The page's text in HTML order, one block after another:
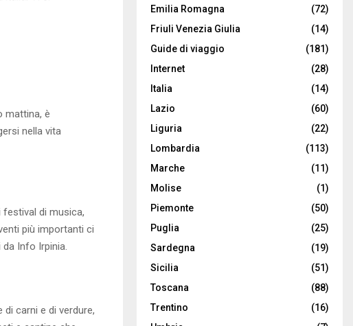
mattina, è
nella vita
festival di musica,
più importanti ci
Info Irpinia.
carni e di verdure,
Emilia Romagna
(72)
Friuli Venezia Giulia
(14)
Guide di viaggio
(181)
Internet
(28)
Italia
(14)
Lazio
(60)
Liguria
(22)
Lombardia
(113)
Marche
(11)
Molise
(1)
Piemonte
(50)
Puglia
(25)
Sardegna
(19)
Sicilia
(51)
Toscana
(88)
Trentino
(16)